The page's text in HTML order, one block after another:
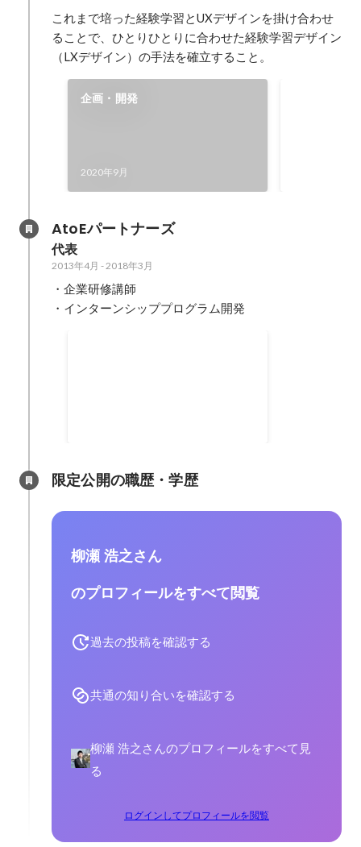
これまで培った経験学習とUXデザインを掛け合わせ
ることで、ひとりひとりに合わせた経験学習デザイン
（LXデザイン）の手法を確立すること。
企画・開発
2020年9月
AtoEパートナーズ
代表
2013年4月 - 2018年3月
・企業研修講師
・インターンシッププログラム開発
限定公開の職歴・学歴
柳瀬 浩之さん
のプロフィールをすべて閲覧
過去の投稿を確認する
共通の知り合いを確認する
柳瀬 浩之さんのプロフィールをすべて見
る
ログインしてプロフィールを閲覧